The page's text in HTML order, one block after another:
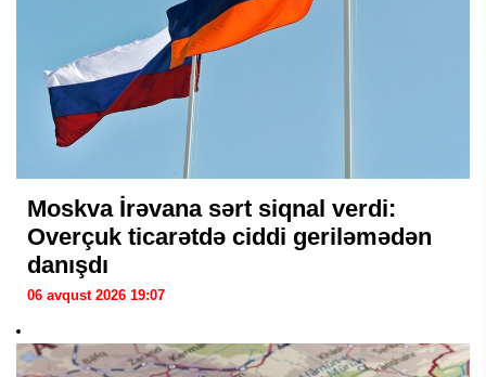
Moskva İrəvana sərt siqnal verdi:
Overçuk ticarətdə ciddi geriləmədən
danışdı
06 avqust 2026 19:07